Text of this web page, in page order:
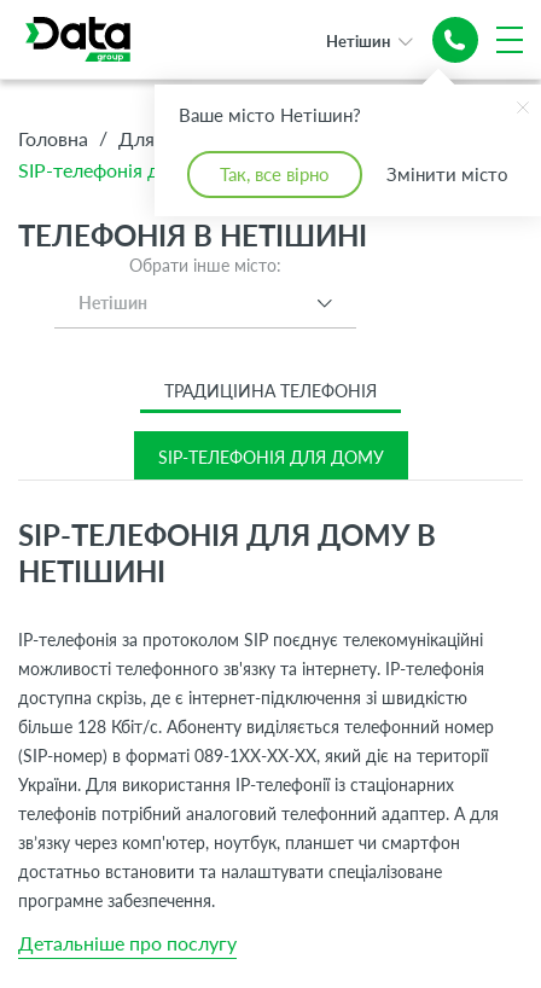
Ваше місто Нетішин?
Так, все вірно Змінити місто
Нетішин
Головна / Для Дому
SIP-телефонія для дому
ТЕЛЕФОНІЯ В НЕТІШИНІ
Обрати інше місто:
Нетішин
ТРАДИЦІЙНА ТЕЛЕФОНІЯ
SIP-ТЕЛЕФОНІЯ ДЛЯ ДОМУ
SIP-ТЕЛЕФОНІЯ ДЛЯ ДОМУ В
НЕТІШИНІ
IP-телефонія за протоколом SIP поєднує телекомунікаційні
можливості телефонного зв'язку та інтернету. IP-телефонія
доступна скрізь, де є інтернет-підключення зі швидкістю
більше 128 Кбіт/с. Абоненту виділяється телефонний номер
(SIP-номер) в форматі 089-1ХХ-ХХ-ХХ, який діє на території
України. Для використання IP-телефонії із стаціонарних
телефонів потрібний аналоговий телефонний адаптер. А для
зв’язку через комп'ютер, ноутбук, планшет чи смартфон
достатньо встановити та налаштувати спеціалізоване
програмне забезпечення.
Детальніше про послугу